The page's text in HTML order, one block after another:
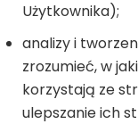
Użytkownika);
analizy i
zrozumieć, w
korzystają ze
ulepszanie ich